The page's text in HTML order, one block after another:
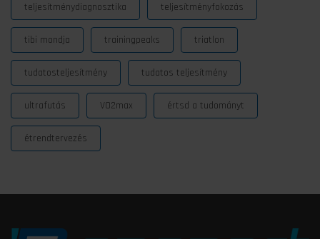
teljesítménydiagnosztika teljesítményfokozás
tibi mondja trainingpeaks triatlon
tudatosteljesítmény tudatos teljesítmény
ultrafutás VO2max értsd a tudományt
étrendtervezés